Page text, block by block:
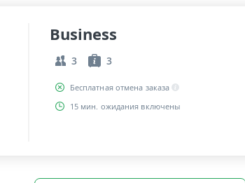
Business
3 3
Бесплатная отмена заказа
15 мин. ожидания включены